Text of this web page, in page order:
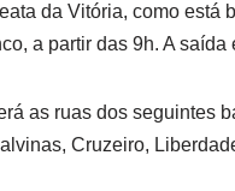
da Vitória, como está
a partir das 9h. A
as ruas dos seguintes
Cruzeiro,